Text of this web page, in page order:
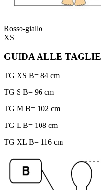
Rosso-giallo
XS
GUIDA ALLE TAGLIE
TG XS B= 84 cm
TG S B= 96 cm
TG M B= 102 cm
TG L B= 108 cm
TG XL B= 116 cm